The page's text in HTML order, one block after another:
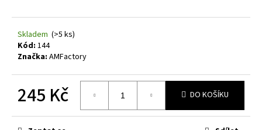
Skladem (>5 ks)
Kód: 144
Značka: AMFactory
245 Kč
cena:
DO KOŠÍKU
D
o
p
o
u
u
j